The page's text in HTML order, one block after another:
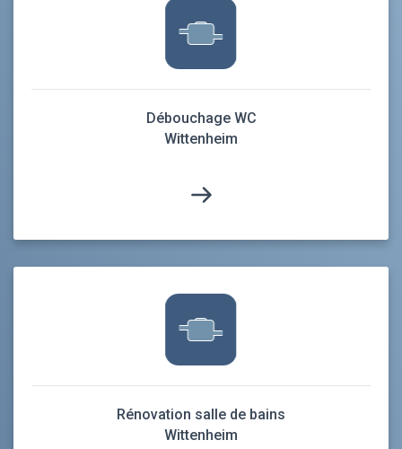
Débouchage WC
Wittenheim
Rénovation salle de bains
Wittenheim